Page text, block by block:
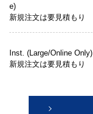
e)
新規注文は要見積もり
Inst. (Large/Online Only)
新規注文は要見積もり